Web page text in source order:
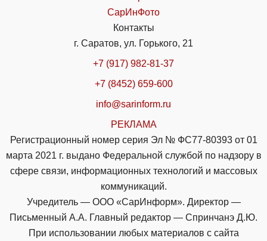
СарИнФото
Контакты
г. Саратов, ул. Горького, 21
+7 (917) 982-81-37
+7 (8452) 659-600
info@sarinform.ru
РЕКЛАМА
Регистрационный номер серия Эл № ФС77-80393 от 01
марта 2021 г. выдано Федеральной службой по надзору в
сфере связи, информационных технологий и массовых
коммуникаций.
Учредитель — ООО «СарИнформ». Директор —
Письменный А.А. Главный редактор — Спринчанэ Д.Ю.
При использовании любых материалов с сайта